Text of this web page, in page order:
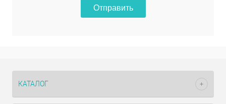
Отправить
КАТАЛОГ